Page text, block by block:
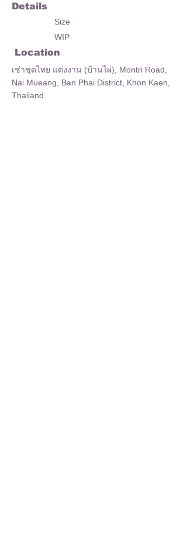
Details
Size
WIP
Location
เช่าชุดไทย แต่งงาน (บ้านไผ่), Montri Road,
Nai Mueang, Ban Phai District, Khon Kaen,
Thailand